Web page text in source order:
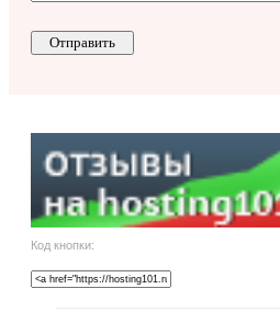
Код кнопки: